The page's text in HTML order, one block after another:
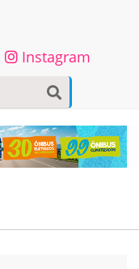
Instagram